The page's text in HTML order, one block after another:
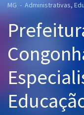
Cursos 20% OFF
Pós
Graduação
OAB
MG - Administrativas,